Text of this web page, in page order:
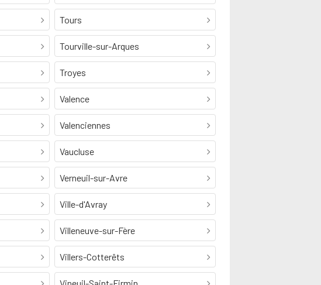
Tours
Tourville-sur-Arques
Troyes
Valence
Valenciennes
Vaucluse
Verneuil-sur-Avre
Ville-d'Avray
Villeneuve-sur-Fère
Villers-Cotterêts